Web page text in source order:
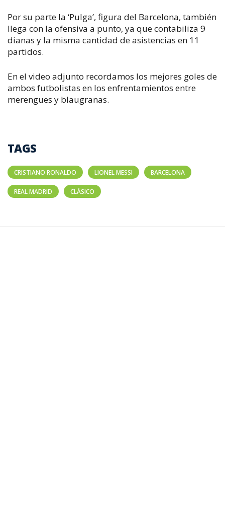
Por su parte la ‘Pulga’, figura del Barcelona, también
llega con la ofensiva a punto, ya que contabiliza 9
dianas y la misma cantidad de asistencias en 11
partidos.
En el video adjunto recordamos los mejores goles de
ambos futbolistas en los enfrentamientos entre
merengues y blaugranas.
TAGS
CRISTIANO RONALDO LIONEL MESSI BARCELONA
REAL MADRID CLÁSICO